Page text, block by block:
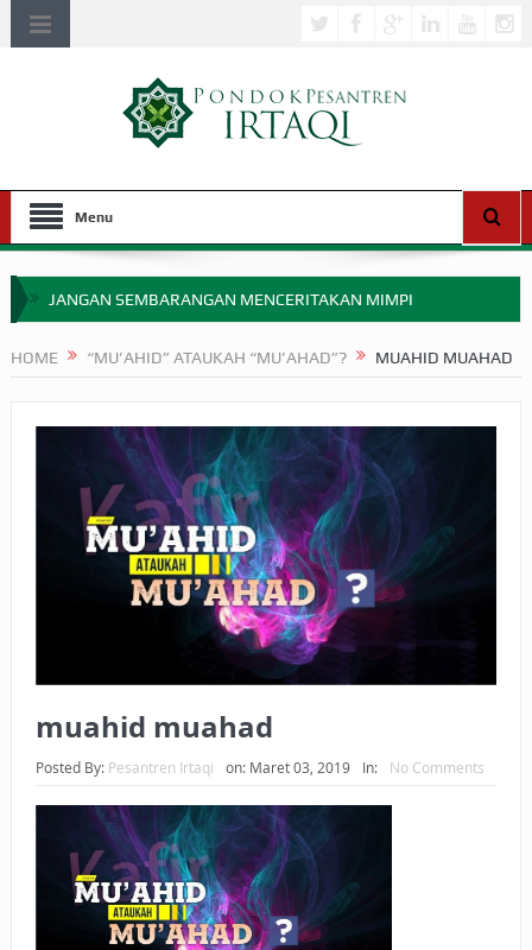
Menu
JANGAN SEMBARANGAN MENCERITAKAN MIMPI
APA HUKUM MEMPERCEPAT PEMBAYARAN ZAKAT
SEBELUM TIBA SAAT WAJIB?
HAKIKAT NIKMAT DI DUNIA!
BAGAIMANA CARA MEMBAYAR ZAKAT UANG?
UANG HARAM BISA MENJADI HALAL JIKA SEBAB
HUKUM MEMBAYAR ZAKAT KEPADA KERABAT SENDIRI
HOME “MU’AHID” ATAUKAH “MU’AHAD”? MUAHID MUAHAD
muahid muahad
Posted By: Pesantren Irtaqi on: Maret 03, 2019 In: No Comments